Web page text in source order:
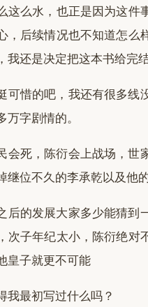
这么水，也正是因为这件
，后续情况也不知道怎么
我还是决定把这本书给完
可惜的吧，我还有很多线
万字剧情的。
会死，陈衍会上战场，世
继位不久的李承乾以及他
后的发展大家多少能猜到
次子年纪太小，陈衍绝对
皇子就更不可能
我最初写过什么吗？